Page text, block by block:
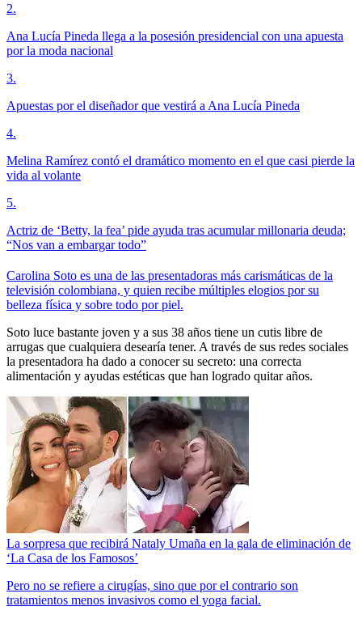
2.
Ana Lucía Pineda llega a la posesión presidencial con una apuesta
por la moda nacional
3.
Apuestas por el diseñador que vestirá a Ana Lucía Pineda
4.
Melina Ramírez contó el dramático momento en el que casi pierde la
vida al volante
5.
Actriz de ‘Betty, la fea’ pide ayuda tras acumular millonaria deuda;
“Nos van a embargar todo”
Carolina Soto es una de las presentadoras más carismáticas de la
televisión colombiana, y quien recibe múltiples elogios por su
belleza física y sobre todo por piel.
Soto luce bastante joven y a sus 38 años tiene un cutis libre de
arrugas que cualquiera desearía tener. A través de sus redes sociales
la presentadora ha dado a conocer su secreto: una correcta
alimentación y ayudas estéticas que han logrado quitar años.
La sorpresa que recibirá Nataly Umaña en la gala de eliminación de
‘La Casa de los Famosos’
Pero no se refiere a cirugías, sino que por el contrario son
tratamientos menos invasivos como el yoga facial.